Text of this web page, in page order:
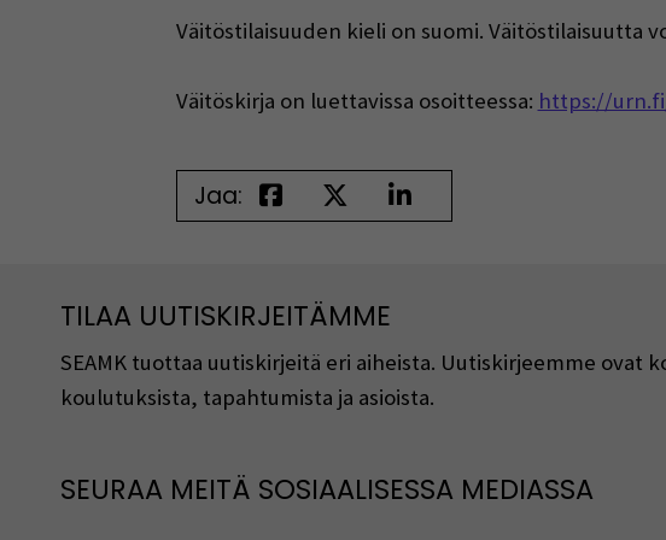
Väitöstilaisuuden kieli on suomi. Väitöstilaisuutta
Väitöskirja on luettavissa osoitteessa: https://urn.fi/
Jaa:
TILAA UUTISKIRJEITÄMME
SEAMK tuottaa uutiskirjeitä eri aiheista. Uutiskirjeemme ovat
koulutuksista, tapahtumista ja asioista.
SEURAA MEITÄ SOSIAALISESSA MEDIASSA